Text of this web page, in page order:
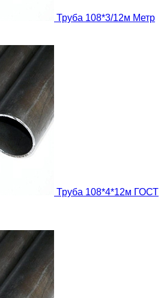
Труба 108*3/12м Метр
Труба 108*4*12м ГОСТ